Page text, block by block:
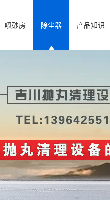
喷砂房 除尘器 产品知识